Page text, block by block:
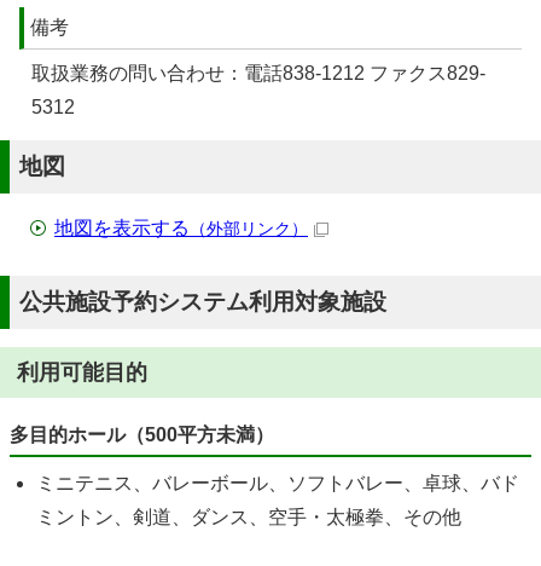
備考
取扱業務の問い合わせ：電話838-1212 ファクス829-
5312
地図
地図を表示する （外部リンク）
公共施設予約システム利用対象施設
利用可能目的
多目的ホール（500平方未満）
ミニテニス、バレーボール、ソフトバレー、卓球、バド
ミントン、剣道、ダンス、空手・太極拳、その他